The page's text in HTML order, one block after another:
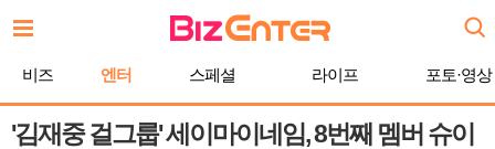
문
비즈 엔터 스페셜 라이프 포토·영상
'김재중 걸그룹' 세이마이네임, 8번째 멤버 슈이